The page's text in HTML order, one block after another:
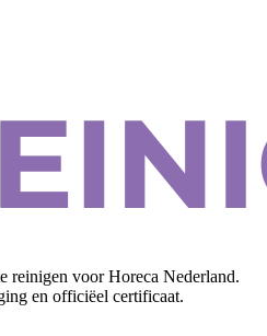
reinigen voor Horeca Nederland.
en officiëel certificaat.